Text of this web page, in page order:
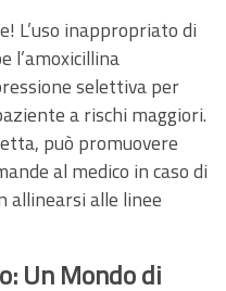
L’uso inappropriato di
l’amoxicillina
selettiva per
a rischi maggiori.
può promuovere
al medico in caso di
allinearsi alle linee
Un Mondo di